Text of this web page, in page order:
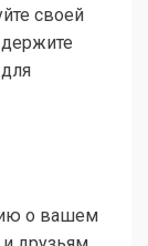
своей
о вашем